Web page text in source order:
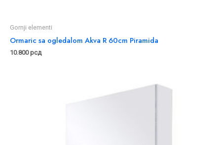
Gornji elementi
Ormaric sa ogledalom Akva R 60cm Piramida
10.800рсд